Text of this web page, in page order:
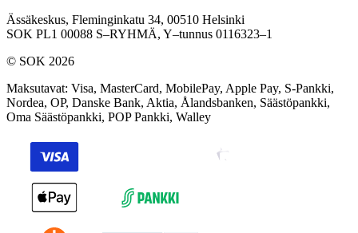
Ässäkeskus, Fleminginkatu 34, 00510 Helsinki
SOK PL1 00088 S–RYHMÄ, Y–tunnus 0116323–1
© SOK 2026
Maksutavat: Visa, MasterCard, MobilePay, Apple Pay, S-Pankki,
Nordea, OP, Danske Bank, Aktia, Ålandsbanken, Säästöpankki,
Oma Säästöpankki, POP Pankki, Walley